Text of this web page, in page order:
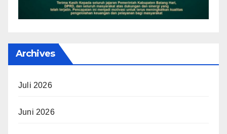
Archives
Juli 2026
Juni 2026